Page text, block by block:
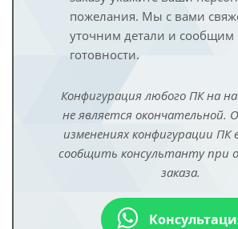
пожелания. Мы с вами
уточним детали и сообщим
готовности.
Конфигурация любого ПК на
не является окончательной.
изменениях конфигурации
сообщить консультанту при
заказа.